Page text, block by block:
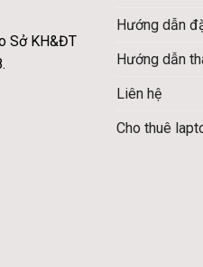
Sở KH&ĐT
Hướng dẫn
Hướng dẫn
Liên hệ
Cho thuê